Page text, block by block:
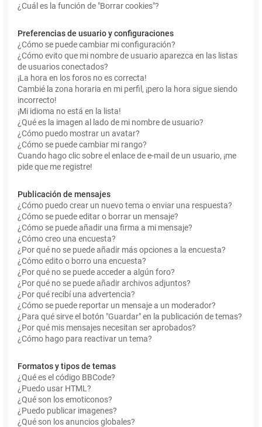
¿Cuál es la función de "Borrar cookies"?
Preferencias de usuario y configuraciones
¿Cómo se puede cambiar mi configuración?
¿Cómo evito que mi nombre de usuario aparezca en las listas
de usuarios conectados?
¡La hora en los foros no es correcta!
Cambié la zona horaria en mi perfil, ¡pero la hora sigue siendo
incorrecto!
¡Mi idioma no está en la lista!
¿Qué es la imagen al lado de mi nombre de usuario?
¿Cómo puedo mostrar un avatar?
¿Cómo se puede cambiar mi rango?
Cuando hago clic sobre el enlace de e-mail de un usuario, ¡me
pide que me registre!
Publicación de mensajes
¿Cómo puedo crear un nuevo tema o enviar una respuesta?
¿Cómo se puede editar o borrar un mensaje?
¿Cómo se puede añadir una firma a mi mensaje?
¿Cómo creo una encuesta?
¿Por qué no se puede añadir más opciones a la encuesta?
¿Cómo edito o borro una encuesta?
¿Por qué no se puede acceder a algún foro?
¿Por qué no se puede añadir archivos adjuntos?
¿Por qué recibí una advertencia?
¿Cómo se puede reportar un mensaje a un moderador?
¿Para qué sirve el botón "Guardar" en la publicación de temas?
¿Por qué mis mensajes necesitan ser aprobados?
¿Cómo hago para reactivar un tema?
Formatos y tipos de temas
¿Qué es el código BBCode?
¿Puedo usar HTML?
¿Qué son los emoticonos?
¿Puedo publicar imagenes?
¿Qué son los anuncios globales?